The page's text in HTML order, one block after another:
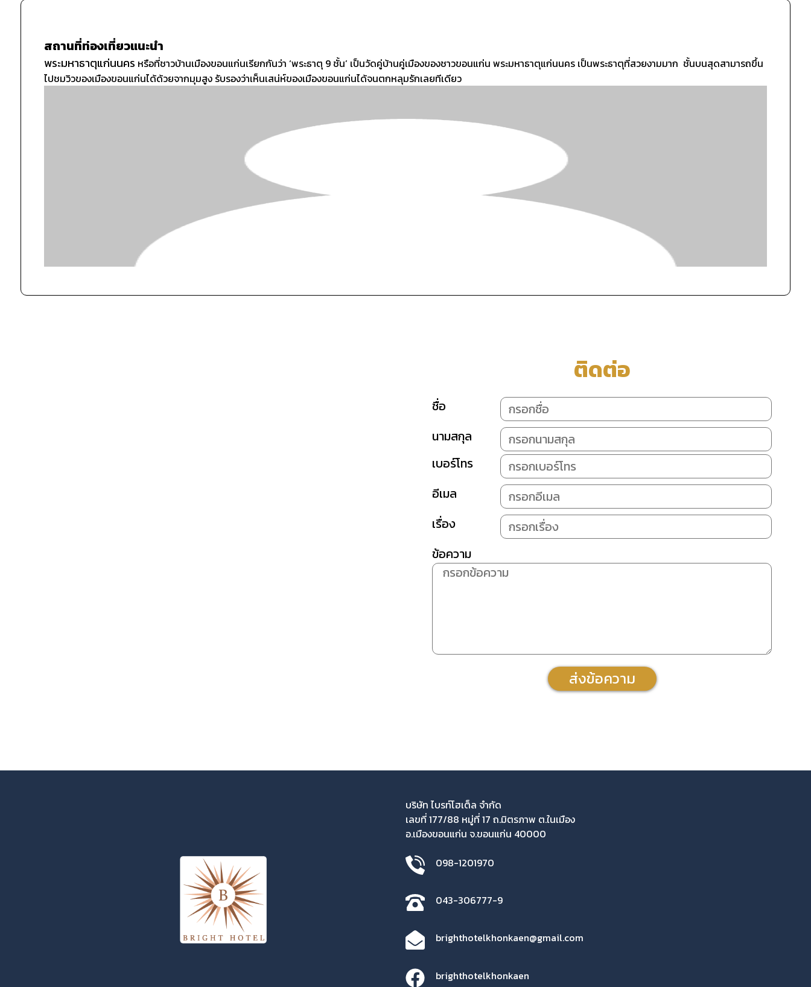
สถานที่ท่องเที่ยวแนะนำ
พระมหาธาตุแก่นนคร หรือที่ชาวบ้านเมืองขอนแก่นเรียกกันว่า ‘พระธาตุ 9 ชั้น’ เป็นวัดคู่บ้านคู่เมืองของชาวขอนแก่น พระมหาธาตุแก่นนคร เป็นพระธาตุที่สวยงามมาก ชั้นบนสุดสามารถขึ้น
ไปชมวิวของเมืองขอนแก่นได้ด้วยจากมุมสูง รับรองว่าเห็นเสน่ห์ของเมืองขอนแก่นได้จนตกหลุมรักเลยทีเดียว
ติดต่อ
ชื่อ
นามสกุล
เบอร์โทร
อีเมล
เรื่อง
ข้อความ
ส่งข้อความ
บริษัท ไบรท์โฮเต็ล จำกัด
เลขที่ 177/88 หมู่ที่ 17 ถ.มิตรภาพ ต.ในเมือง
อ.เมืองขอนแก่น จ.ขอนแก่น 40000
098-1201970
043-306777-9
brighthotelkhonkaen@gmail.com
brighthotelkhonkaen